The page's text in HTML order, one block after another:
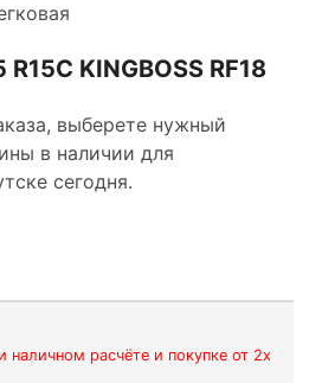
KINGBOSS RF18
выберете нужный
в наличии для
сегодня.
наличном расчёте и покупке от 2х